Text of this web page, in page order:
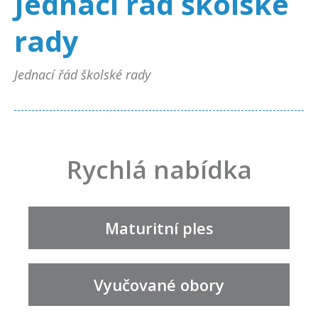
rady
Jednací řád školské rady
Rychlá nabídka
Maturitní ples
Vyučované obory